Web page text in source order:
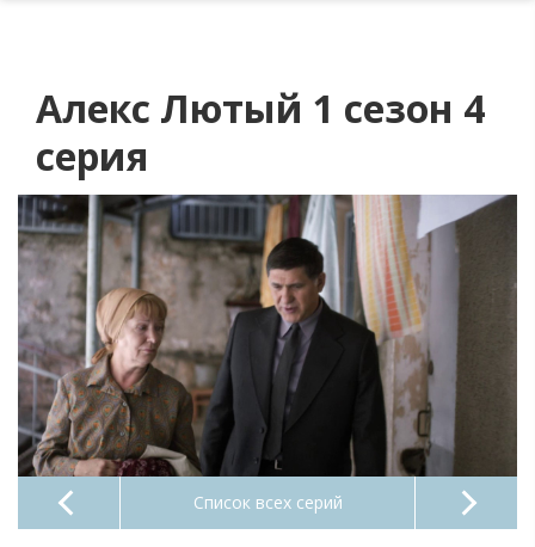
Алекс Лютый 1 сезон 4
серия
Список всех серий